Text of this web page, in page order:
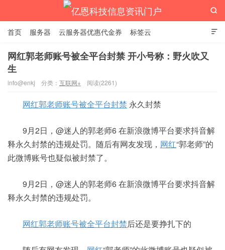
亿恩科技信息资讯门户

首页 服务器 云服务器优惠代金券 标签云

网红郭老师账号被全平台封禁 开小号称：野火吹又
生
info@enkj 分类： 互联网+ 阅读(2261)
网红郭老师账号被全平台封禁 永久封禁
9月2日，@迷人的郭老师6 在新浪微博平台要求抖音解
释永久封禁的违规处罚。随后有网友发现， 网红“郭老师”的
此微博账号也疑似被封禁了。
9月2日，@迷人的郭老师6 在新浪微博平台要求抖音解
释永久封禁的违规处罚。
网红郭老师账号被全平台封禁后还是要挣扎下的